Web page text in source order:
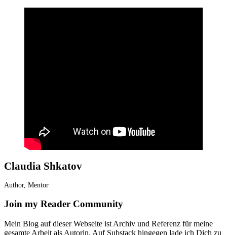
Claudia Shkatov
Author, Mentor
Join my Reader Community
Mein Blog auf dieser Webseite ist Archiv und Referenz für meine
gesamte Arbeit als Autorin. Auf Substack hingegen lade ich Dich zu